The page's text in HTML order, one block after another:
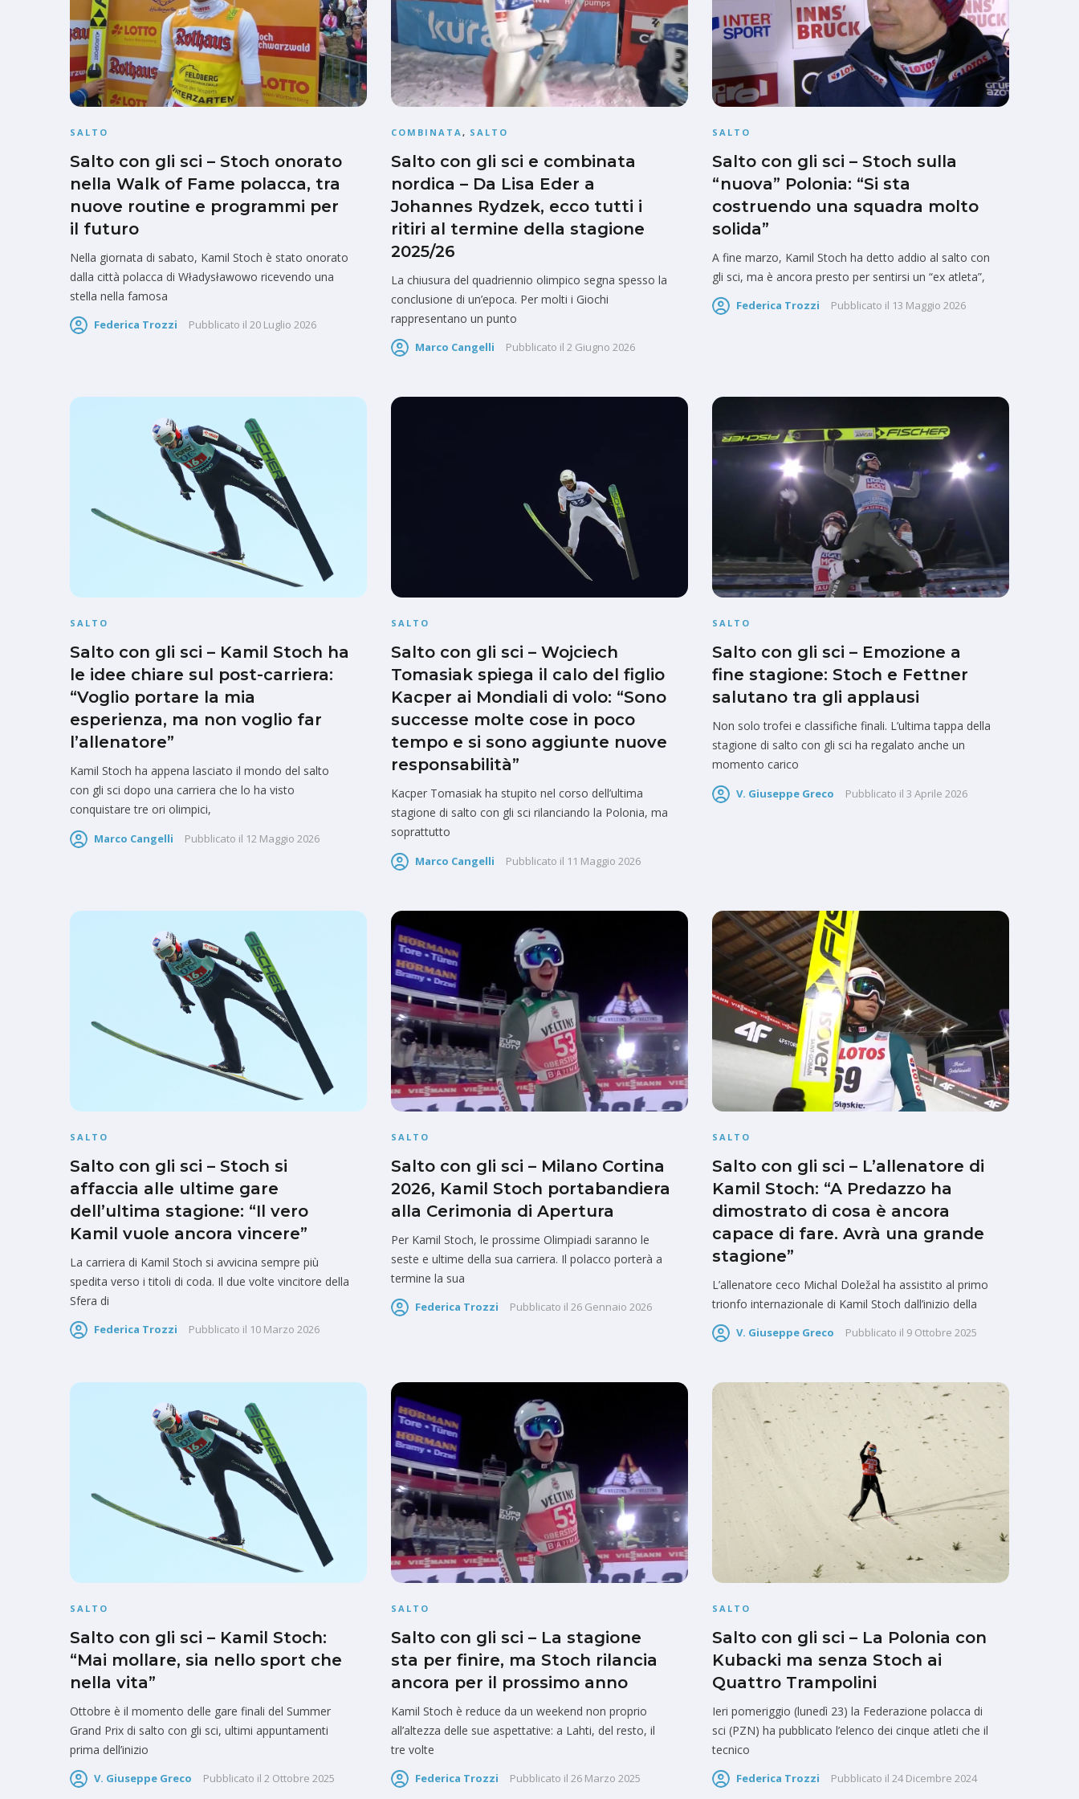
SALTO
Salto con gli sci – Stoch onorato
nella Walk of Fame polacca, tra
nuove routine e programmi per
il futuro
Nella giornata di sabato, Kamil Stoch è stato onorato
dalla città polacca di Władysławowo ricevendo una
stella nella famosa
Federica Trozzi Pubblicato il 20 Luglio 2026
COMBINATA, SALTO
Salto con gli sci e combinata
nordica – Da Lisa Eder a
Johannes Rydzek, ecco tutti i
ritiri al termine della stagione
2025/26
La chiusura del quadriennio olimpico segna spesso la
conclusione di un’epoca. Per molti i Giochi
rappresentano un punto
Marco Cangelli Pubblicato il 2 Giugno 2026
SALTO
Salto con gli sci – Stoch sulla
“nuova” Polonia: “Si sta
costruendo una squadra molto
solida”
A fine marzo, Kamil Stoch ha detto addio al salto con
gli sci, ma è ancora presto per sentirsi un “ex atleta”,
Federica Trozzi Pubblicato il 13 Maggio 2026
SALTO
Salto con gli sci – Kamil Stoch ha
le idee chiare sul post-carriera:
“Voglio portare la mia
esperienza, ma non voglio far
l’allenatore”
Kamil Stoch ha appena lasciato il mondo del salto
con gli sci dopo una carriera che lo ha visto
conquistare tre ori olimpici,
Marco Cangelli Pubblicato il 12 Maggio 2026
SALTO
Salto con gli sci – Wojciech
Tomasiak spiega il calo del figlio
Kacper ai Mondiali di volo: “Sono
successe molte cose in poco
tempo e si sono aggiunte nuove
responsabilità”
Kacper Tomasiak ha stupito nel corso dell’ultima
stagione di salto con gli sci rilanciando la Polonia, ma
soprattutto
Marco Cangelli Pubblicato il 11 Maggio 2026
SALTO
Salto con gli sci – Emozione a
fine stagione: Stoch e Fettner
salutano tra gli applausi
Non solo trofei e classifiche finali. L’ultima tappa della
stagione di salto con gli sci ha regalato anche un
momento carico
V. Giuseppe Greco Pubblicato il 3 Aprile 2026
SALTO
Salto con gli sci – Stoch si
affaccia alle ultime gare
dell’ultima stagione: “Il vero
Kamil vuole ancora vincere”
La carriera di Kamil Stoch si avvicina sempre più
spedita verso i titoli di coda. Il due volte vincitore della
Sfera di
Federica Trozzi Pubblicato il 10 Marzo 2026
SALTO
Salto con gli sci – Milano Cortina
2026, Kamil Stoch portabandiera
alla Cerimonia di Apertura
Per Kamil Stoch, le prossime Olimpiadi saranno le
seste e ultime della sua carriera. Il polacco porterà a
termine la sua
Federica Trozzi Pubblicato il 26 Gennaio 2026
SALTO
Salto con gli sci – L’allenatore di
Kamil Stoch: “A Predazzo ha
dimostrato di cosa è ancora
capace di fare. Avrà una grande
stagione”
L’allenatore ceco Michal Doležal ha assistito al primo
trionfo internazionale di Kamil Stoch dall’inizio della
V. Giuseppe Greco Pubblicato il 9 Ottobre 2025
SALTO
Salto con gli sci – Kamil Stoch:
“Mai mollare, sia nello sport che
nella vita”
Ottobre è il momento delle gare finali del Summer
Grand Prix di salto con gli sci, ultimi appuntamenti
prima dell’inizio
V. Giuseppe Greco Pubblicato il 2 Ottobre 2025
SALTO
Salto con gli sci – La stagione
sta per finire, ma Stoch rilancia
ancora per il prossimo anno
Kamil Stoch è reduce da un weekend non proprio
all’altezza delle sue aspettative: a Lahti, del resto, il
tre volte
Federica Trozzi Pubblicato il 26 Marzo 2025
SALTO
Salto con gli sci – La Polonia con
Kubacki ma senza Stoch ai
Quattro Trampolini
Ieri pomeriggio (lunedì 23) la Federazione polacca di
sci (PZN) ha pubblicato l’elenco dei cinque atleti che il
tecnico
Federica Trozzi Pubblicato il 24 Dicembre 2024